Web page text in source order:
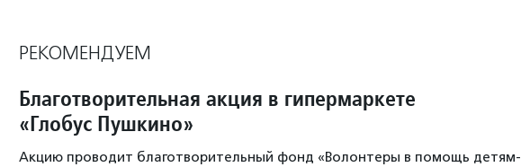
РЕКОМЕНДУЕМ
Благотворительная акция в гипермаркете
«Глобус Пушкино»
Акцию проводит благотворительный фонд «Волонтеры в помощь детям-